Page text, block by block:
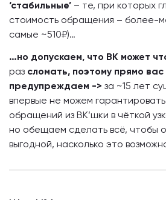
‘стабильные’ – те, при которых
стоимость обращения – более-
самые ~510₽)…
…но допускаем, что ВК может
раз сломать, поэтому прямо вас
предупреждаем -> за ~15 лет
впервые не можем
обращений из ВК’шки в чёткой
но обещаем сделать всё, чтобы
выгодной, насколько это